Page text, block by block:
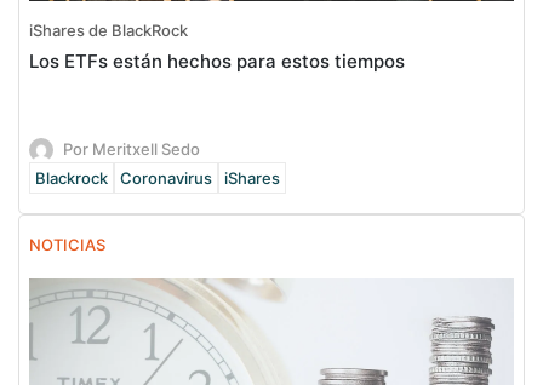
iShares de BlackRock
Los ETFs están hechos para estos tiempos
Por Meritxell Sedo
Blackrock
Coronavirus iShares
NOTICIAS